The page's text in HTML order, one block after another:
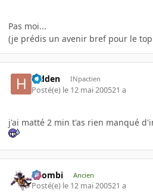
Pas moi...
(je prédis un avenir bref pour le
hidden INpactien
Posté(e) le 12 mai 200521 a
j'ai matté 2 min t'as rien manqué
XZombi Ancien
Posté(e) le 12 mai 200521 a